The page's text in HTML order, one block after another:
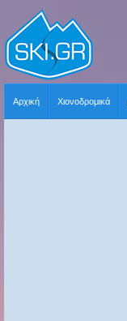
Αρχική Χιονοδρομικά